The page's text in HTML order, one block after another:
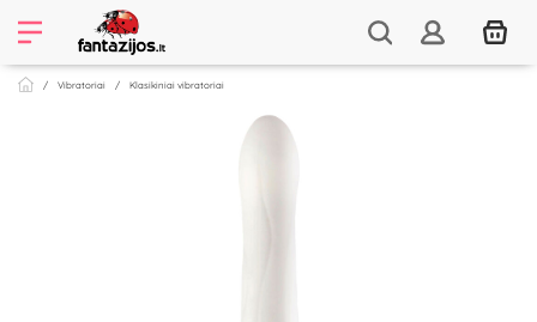
Vibratoriai Klasikiniai vibratoriai